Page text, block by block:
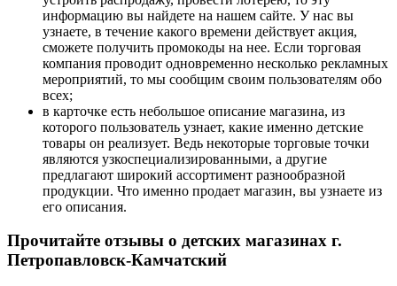
информацию вы найдете на нашем сайте. У нас вы
узнаете, в течение какого времени действует акция,
сможете получить промокоды на нее. Если торговая
компания проводит одновременно несколько рекламных
мероприятий, то мы сообщим своим пользователям обо
всех;
в карточке есть небольшое описание магазина, из
которого пользователь узнает, какие именно детские
товары он реализует. Ведь некоторые торговые точки
являются узкоспециализированными, а другие
предлагают широкий ассортимент разнообразной
продукции. Что именно продает магазин, вы узнаете из
его описания.
Прочитайте отзывы о детских магазинах г.
Петропавловск-Камчатский